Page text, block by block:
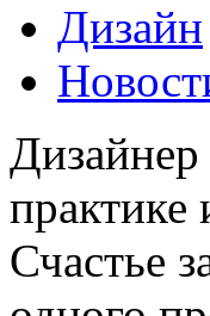
Дизайн
Дизайнер
практике
Счастье